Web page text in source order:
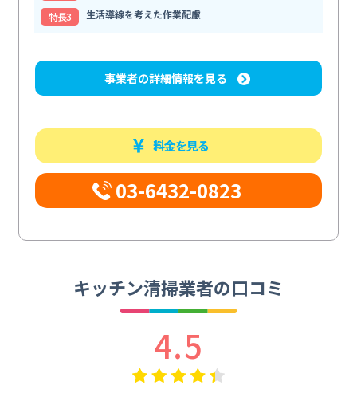
特⻑3
生活導線を考えた作業配慮
事業者の詳細情報を見る
料金を見る
03-6432-0823
キッチン清掃業者の口コミ
4.5